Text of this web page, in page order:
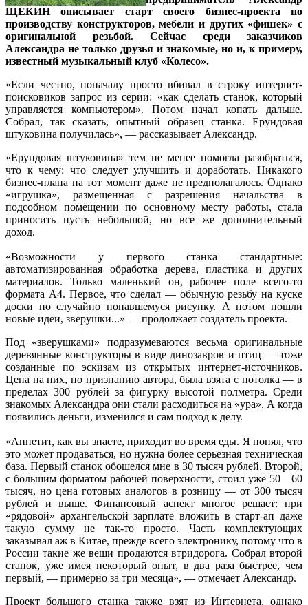
ЩЕКИН описывает старт своего бизнес-проекта по
производству конструкторов, мебели и других «фишек» с
оригинальной резьбой. Сейчас среди заказчиков
Александра не только друзья и знакомые, но и, к примеру,
известный музыкальный клуб «Колесо».
«Если честно, поначалу просто вбивал в строку интернет-
поисковиков запрос из серии: «как сделать станок, который
управляется компьютером». Потом начал копать дальше.
Собрал, так сказать, опытный образец станка. Ерундовая
штуковина получилась», — рассказывает Александр.
«Ерундовая штуковина» тем не менее помогла разобраться,
что к чему: что следует улучшить и доработать. Никакого
бизнес-плана на тот момент даже не предполагалось. Однако
«игрушка», размещенная с разрешения начальства в
подсобном помещении по основному месту работы, стала
приносить пусть небольшой, но все же дополнительный
доход.
«Возможности у первого станка стандартные:
автоматизированная обработка дерева, пластика и других
материалов. Только маленький он, рабочее поле всего-то
формата А4. Первое, что сделал — обычную резьбу на куске
доски по случайно попавшемуся рисунку. А потом пошли
новые идеи, зверушки...» — продолжает создатель проекта.
Под «зверушками» подразумеваются весьма оригинальные
деревянные конструкторы в виде динозавров и птиц — тоже
созданные по эскизам из открытых интернет-источников.
Цена на них, по признанию автора, была взята с потолка — в
пределах 300 рублей за фигурку высотой полметра. Среди
знакомых Александра они стали расходиться на «ура». А когда
появились деньги, изменился и сам подход к делу.
«Аппетит, как вы знаете, приходит во время еды. Я понял, что
это может продаваться, но нужна более серьезная техническая
база. Первый станок обошелся мне в 30 тысяч рублей. Второй,
с большим форматом рабочей поверхности, стоил уже 50—60
тысяч, но цена готовых аналогов в розницу — от 300 тысяч
рублей и выше. Финансовый аспект многое решает: при
«рядовой» архангельской зарплате вложить в старт-ап даже
такую сумму не так-то просто. Часть комплектующих
заказывал аж в Китае, прежде всего электронику, потому что в
России такие же вещи продаются втридорога. Собрал второй
станок, уже имея некоторый опыт, в два раза быстрее, чем
первый, — примерно за три месяца», — отмечает Александр.
Проект большого станка также взят из Интернета, однако